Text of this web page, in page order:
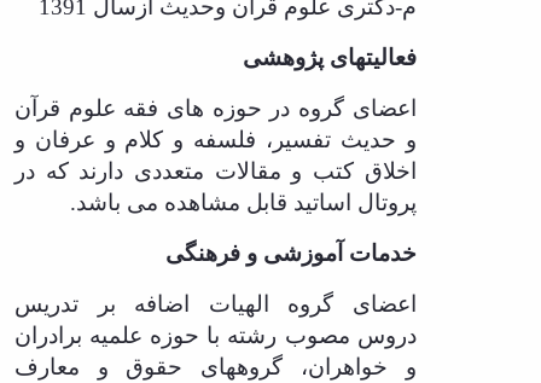
م-دکتری علوم قرآن وحدیث ازسال 1391
فعالیتهای پژوهشی
اعضای گروه در حوزه های فقه علوم قرآن
و حدیث تفسیر، فلسفه و کلام و عرفان و
اخلاق کتب و مقالات متعددی دارند که در
پروتال اساتید قابل مشاهده می باشد.
خدمات آموزشی و فرهنگی
اعضای گروه الهیات اضافه بر تدریس
دروس مصوب رشته با حوزه علمیه برادران
و خواهران، گروههای حقوق و معارف